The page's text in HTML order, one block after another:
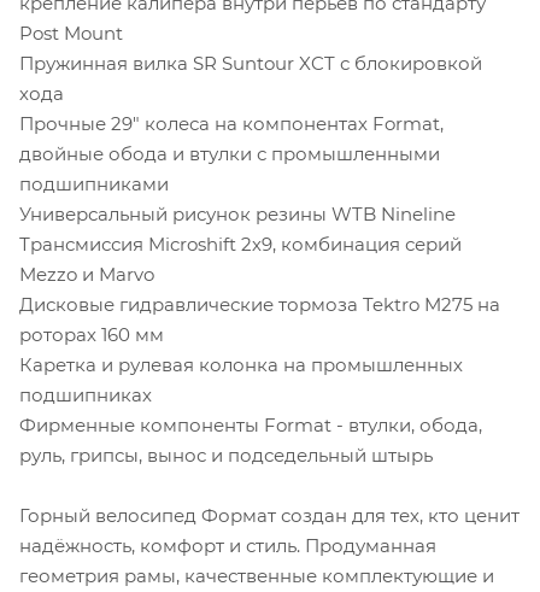
Post Mount
Пружинная вилка SR Suntour XCT с блокировкой
хода
Прочные 29" колеса на компонентах Format,
двойные обода и втулки с промышленными
подшипниками
Универсальный рисунок резины WTB Nineline
Трансмиссия Microshift 2х9, комбинация серий
Mezzo и Marvo
Дисковые гидравлические тормоза Tektro M275 на
роторах 160 мм
Каретка и рулевая колонка на промышленных
подшипниках
Фирменные компоненты Format - втулки, обода,
руль, грипсы, вынос и подседельный штырь
Горный велосипед Формат создан для тех, кто ценит
надёжность, комфорт и стиль. Продуманная
геометрия рамы, качественные комплектующие и